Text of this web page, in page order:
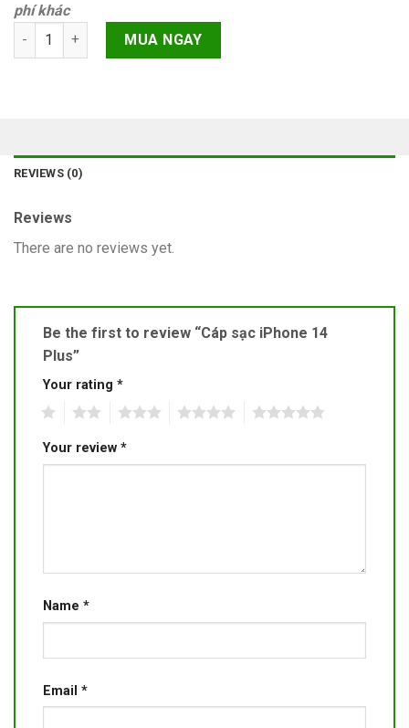
phí khác
Cáp sạc iPhone 14 Plus quantity
MUA NGAY
REVIEWS (0)
Reviews
There are no reviews yet.
Be the first to review “Cáp sạc iPhone 14
Plus”
Your rating *
Your review *
Name *
Email *